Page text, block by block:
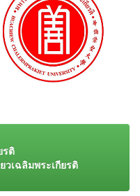
รติ
เฉลิมพระเกียรติ